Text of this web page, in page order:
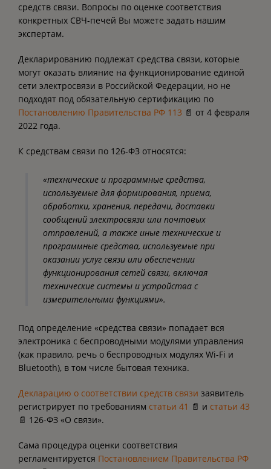
средств связи. Вопросы по оценке соответствия
конкретных СВЧ-печей Вы можете задать нашим
экспертам.
Декларированию подлежат средства связи, которые
могут оказать влияние на функционирование единой
сети электросвязи в Российской Федерации, но не
подходят под обязательную сертификацию по
Постановлению Правительства РФ 113 📄 от 4 февраля
2022 года.
К средствам связи по 126-ФЗ относятся:
«технические и программные средства,
используемые для формирования, приема,
обработки, хранения, передачи, доставки
сообщений электросвязи или почтовых
отправлений, а также иные технические и
программные средства, используемые при
оказании услуг связи или обеспечении
функционирования сетей связи, включая
технические системы и устройства с
измерительными функциями».
Под определение «средства связи» попадает вся
электроника с беспроводными модулями управления
(как правило, речь о беспроводных модулях Wi-Fi и
Bluetooth), в том числе бытовая техника.
Декларацию о соответствии средств связи заявитель
регистрирует по требованиям статьи 41 📄 и статьи 43
📄 126-ФЗ «О связи».
Сама процедура оценки соответствия
регламентируется Постановлением Правительства РФ